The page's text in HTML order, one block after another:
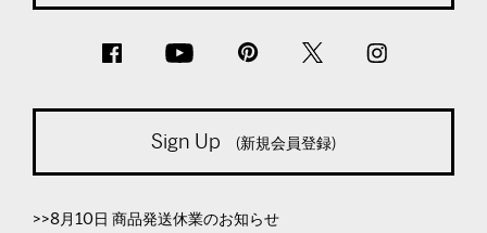
Sign Up (新規会員登録)
>>8月10日 商品発送休業のお知らせ